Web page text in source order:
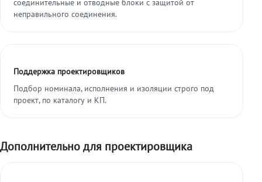
соединительные и отводные блоки с защитой от
неправильного соединения.
Поддержка проектировщиков
Подбор номинала, исполнения и изоляции строго под
проект, по каталогу и КП.
Дополнительно для проектировщика